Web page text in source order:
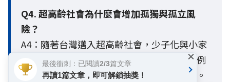
Q4. 超高齡社會為什麼會增加孤獨與孤立風
險？
A4：隨著台灣邁入超高齡社會，少子化與小家
庭化導致家庭結構徹底改變，獨居與單身比例
大增，使個人原有的社會支持網絡逐漸縮小。
最後衝刺：已閱讀2/3篇文章
再讀1篇文章，即可解鎖抽獎！
×